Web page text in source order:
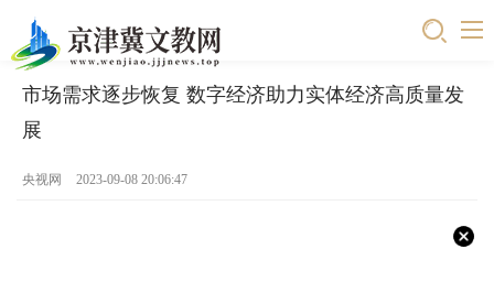
市场需求逐步恢复 数字经济助力实体经济高质量发
展
央视网 2023-09-08 20:06:47